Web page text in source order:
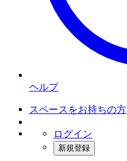
ヘルプ
スペースをお持ちの方
ログイン
新規登録